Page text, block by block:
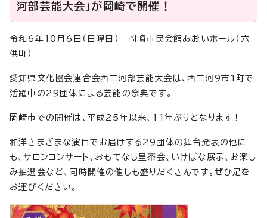
河部芸能大会」が岡崎で開催！
令和6年10月6日（日曜日） 岡崎市民会館あおいホール（六
供町）
愛知県文化協会連合会西三河部芸能大会は、西三河9市1町で
活躍中の29団体による芸能の祭典です。
岡崎市での開催は、平成25年以来、11年ぶりとなります！
和洋さまざまな演目でお届けする29団体の舞台発表の他に
も、サロンコンサート、おもてなし呈茶会、いけばな展示、お楽し
み抽選会など、同時開催の催しも盛りだくさんです。ぜひ足を
お運びください。